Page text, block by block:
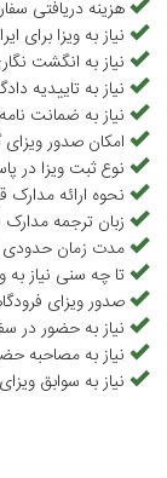
دریافت ویزای
شده است که
به قرقیزستان از
این کشور و بازدید
تور قرقیزستان
کشور را به ما
هزینه دریافتی
نیاز به ویزا برای
نیاز به انگشت
نیاز به تاییدیه
نیاز به ضمانت
امکان صدور
نوع ثبت ویزا در
نحوه ارائه مدارک
زبان ترجمه مدارک
مدت زمان حدودی
تا چه سنی نیاز
صدور ویزای
نیاز به حضور در
نیاز به مصاحبه
نیاز به سوابق